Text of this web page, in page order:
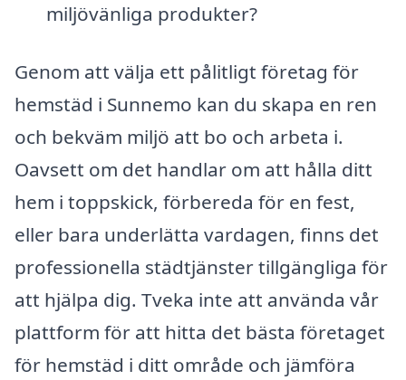
miljövänliga produkter?
Genom att välja ett pålitligt företag för
hemstäd i Sunnemo kan du skapa en ren
och bekväm miljö att bo och arbeta i.
Oavsett om det handlar om att hålla ditt
hem i toppskick, förbereda för en fest,
eller bara underlätta vardagen, finns det
professionella städtjänster tillgängliga för
att hjälpa dig. Tveka inte att använda vår
plattform för att hitta det bästa företaget
för hemstäd i ditt område och jämföra